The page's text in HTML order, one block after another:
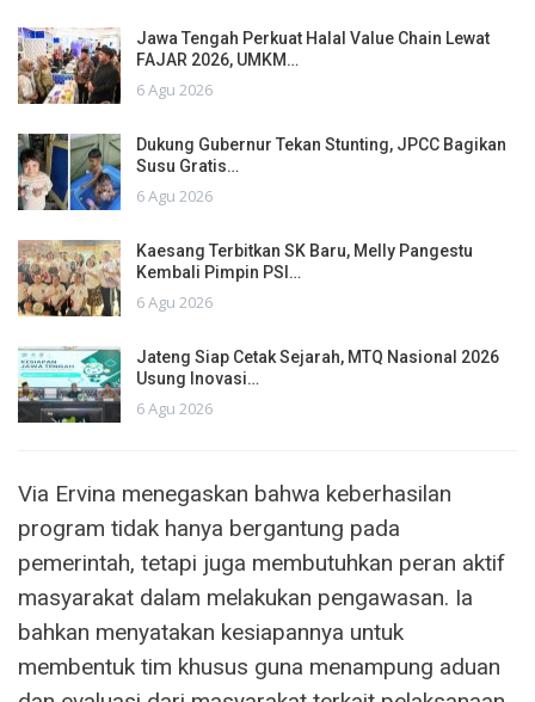
Jawa Tengah Perkuat Halal Value Chain Lewat
FAJAR 2026, UMKM…
6 Agu 2026
Dukung Gubernur Tekan Stunting, JPCC Bagikan
Susu Gratis…
6 Agu 2026
Kaesang Terbitkan SK Baru, Melly Pangestu
Kembali Pimpin PSI…
6 Agu 2026
Jateng Siap Cetak Sejarah, MTQ Nasional 2026
Usung Inovasi…
6 Agu 2026
Via Ervina menegaskan bahwa keberhasilan
program tidak hanya bergantung pada
pemerintah, tetapi juga membutuhkan peran aktif
masyarakat dalam melakukan pengawasan. Ia
bahkan menyatakan kesiapannya untuk
membentuk tim khusus guna menampung aduan